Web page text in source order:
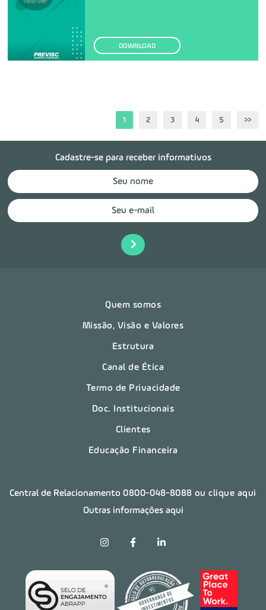
DOWNLOAD
1 2 3 4 5 >>
Cadastre-se para receber informativos
Quem somos
Missão, Visão e Valores
Estrutura
Canal de Ética
Termo de Privacidade
Doc. Institucionais
Clientes
Educação Financeira
Central de Relacionamento0800-048-8088 ou clique aqui
Outras informações aqui